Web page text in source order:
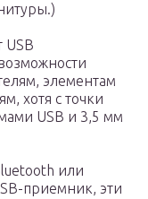
USB
элементам
хотя с точки
USB и 3,5 мм
или
приемник, эти